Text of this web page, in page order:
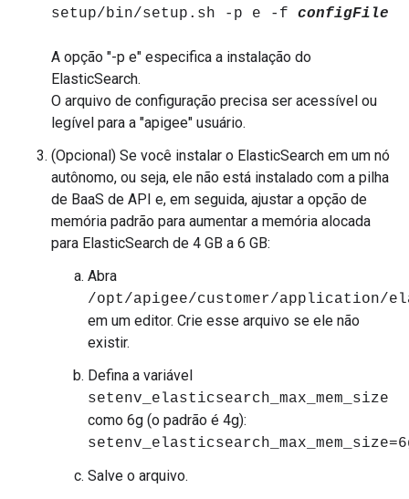
setup/bin/setup.sh -p e -f configFile
A opção "-p e" especifica a instalação do
ElasticSearch.
O arquivo de configuração precisa ser acessível ou
legível para a "apigee" usuário.
(Opcional) Se você instalar o ElasticSearch em um nó
autônomo, ou seja, ele não está instalado com a pilha
de BaaS de API e, em seguida, ajustar a opção de
memória padrão para aumentar a memória alocada
para ElasticSearch de 4 GB a 6 GB:
Abra
/opt/apigee/customer/application/
em um editor. Crie esse arquivo se ele não
existir.
Defina a variável
setenv_elasticsearch_max_mem_size
como 6g (o padrão é 4g):
Salve o arquivo.